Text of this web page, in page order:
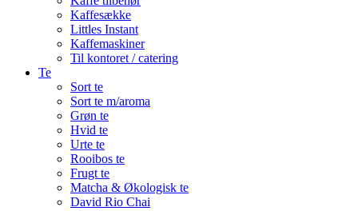
Kaffesække
Littles Instant
Kaffemaskiner
Til kontoret / catering
Te
Sort te
Sort te m/aroma
Grøn te
Hvid te
Urte te
Rooibos te
Frugt te
Matcha & Økologisk te
David Rio Chai